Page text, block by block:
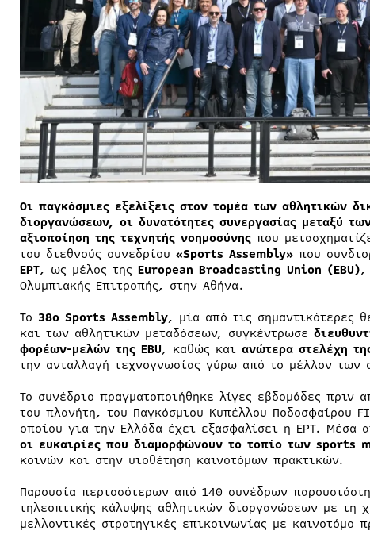
Οι παγκόσμιες εξελίξεις στον τομέα των αθλητικών
διοργανώσεων, οι δυνατότητες συνεργασίας μεταξύ
αξιοποίηση της τεχνητής νοημοσύνηςπου
του διεθνούς συνεδρίου «Sports Assembly»που
ΕΡΤ, ως μέλος της European Broadcasting Union (EBU),
Ολυμπιακής Επιτροπής, στην Αθήνα.
Το 38ο Sports Assembly, μία από τις σημαντικότερες
και των αθλητικών μεταδόσεων, συγκέντρωσε
φορέων-μελών της EBU, καθώς και ανώτερα στελέχη
την ανταλλαγή τεχνογνωσίας γύρω από το μέλλον των
Το συνέδριο πραγματοποιήθηκε λίγες εβδομάδες πριν
του πλανήτη, του Παγκόσμιου Κυπέλλου Ποδοσφαίρου
οποίου για την Ελλάδα έχει εξασφαλίσει η ΕΡΤ. Μέσα
οι ευκαιρίες που διαμορφώνουν το τοπίο των sports
κοινών και στην υιοθέτηση καινοτόμων πρακτικών.
Παρουσία περισσότερων από 140 συνέδρων
τηλεοπτικής κάλυψης αθλητικών διοργανώσεων με τη
μελλοντικές στρατηγικές επικοινωνίας με καινοτόμο